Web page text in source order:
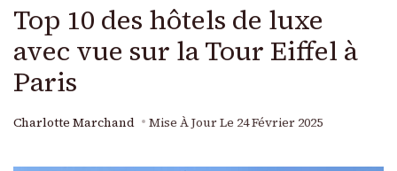
Top 10 des hôtels de luxe
avec vue sur la Tour Eiffel à
Paris
Charlotte Marchand Mise À Jour Le 24 Février 2025